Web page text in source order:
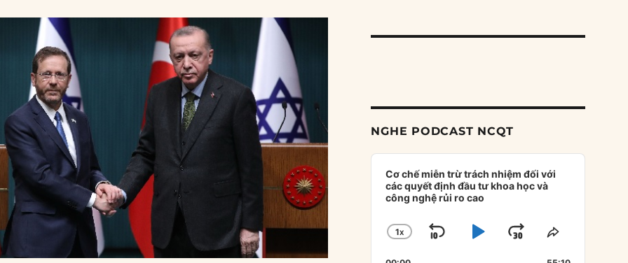
NGHE PODCAST NCQT
Audio
Player
Cơ chế miễn trừ trách nhiệm đối với
các quyết định đầu tư khoa học và
công nghệ rủi ro cao
CHANGE
1X
SKIPPLAYJUMPSHARE